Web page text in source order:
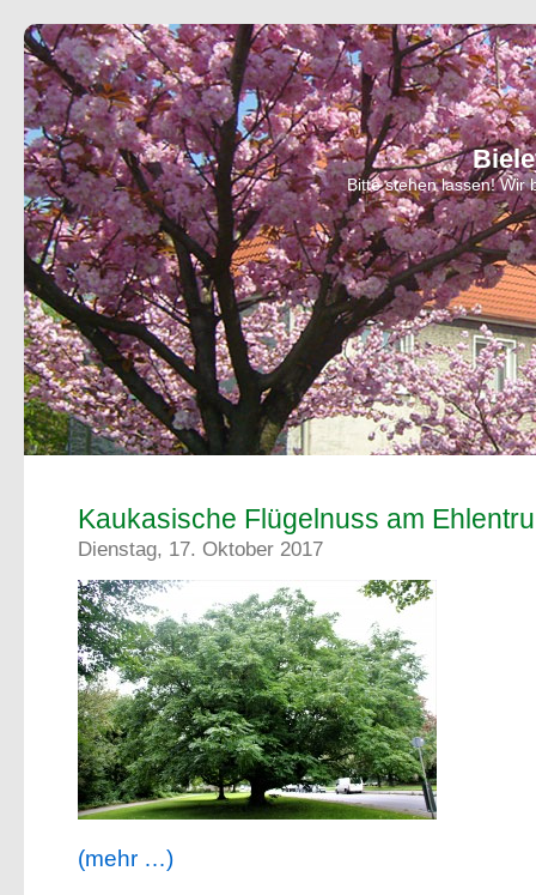
Bitte stehen lassen! Wir
Kaukasische Flügelnuss am
Dienstag, 17. Oktober 2017
(mehr …)